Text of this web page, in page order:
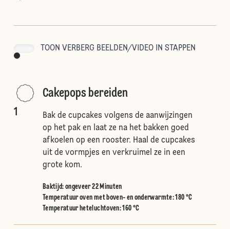
TOON VERBERG BEELDEN/VIDEO IN STAPPEN
1
Cakepops bereiden
Bak de cupcakes volgens de aanwijzingen
op het pak en laat ze na het bakken goed
afkoelen op een rooster. Haal de cupcakes
uit de vormpjes en verkruimel ze in een
grote kom.
Baktijd: ongeveer 22 Minuten
Temperatuur oven met boven- en onderwarmte:180 °C
Temperatuur heteluchtoven:160 °C